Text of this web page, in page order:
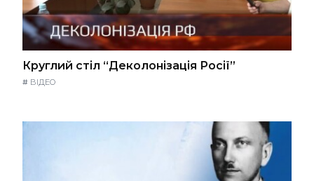
Круглий стіл “Деколонізація Росії”
# ВІДЕО